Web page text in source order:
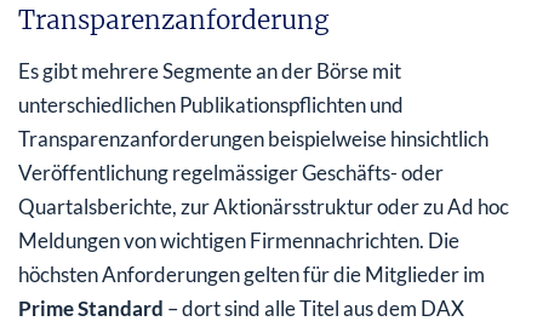
Transparenzanforderung
Es gibt mehrere Segmente an der Börse mit
unterschiedlichen Publikationspflichten und
Transparenzanforderungen beispielweise hinsichtlich
Veröffentlichung regelmässiger Geschäfts- oder
Quartalsberichte, zur Aktionärsstruktur oder zu Ad hoc
Meldungen von wichtigen Firmennachrichten. Die
höchsten Anforderungen gelten für die Mitglieder im
Prime Standard – dort sind alle Titel aus dem DAX